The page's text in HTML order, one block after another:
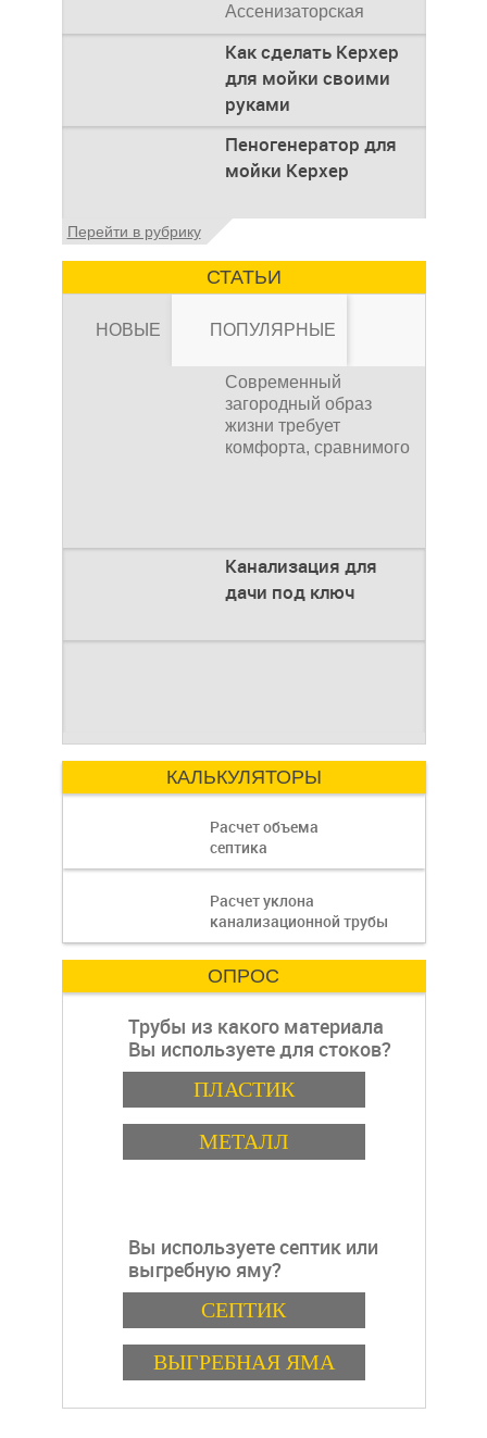
Ассенизаторская
машина используется
для того, чтобы
Как сделать Керхер
для мойки своими
руками
Общие сведения о
мойках высокого
давления Мойка
это моечное
Пеногенератор для
мойки Керхер
Общие сведения
мойки керхер – это
устройство высокого
Перейти в рубрику
СТАТЬИ
НОВЫЕ ПОПУЛЯРНЫЕ
ключ
Современный
загородный образ
жизни требует
комфорта, сравнимого
Канализация для
дачи под ключ
Современный
отсутствие
пошаговая
инструкция
где каждая деталь
имеет значение.
КАЛЬКУЛЯТОРЫ
Расчет объема
септика
Расчет уклона
канализационной трубы
ОПРОС
Трубы из какого материала
Вы используете для стоков?
ВариантыПЛАСТИК
МЕТАЛЛ
Вы используете септик или
выгребную яму?
ВариантыСЕПТИК
ВЫГРЕБНАЯ ЯМА